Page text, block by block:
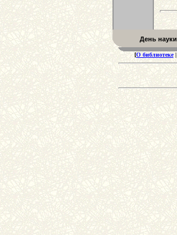
День науки
[О библиотеке|